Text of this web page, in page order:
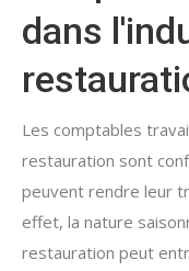
dans
Les comptables
restauration sont
peuvent rendre leur
effet, la nature
restauration peut